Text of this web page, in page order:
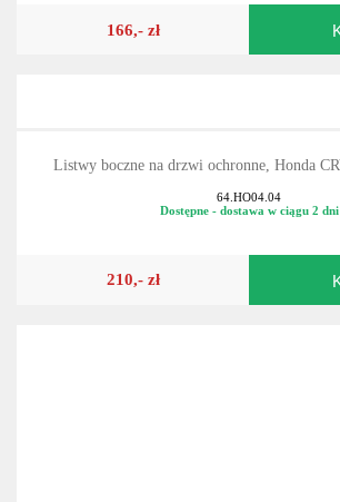
166,- zł
Listwy boczne na drzwi ochronne, Honda
64.HO04.04
Dostępne - dostawa w ciągu 2 dni
210,- zł